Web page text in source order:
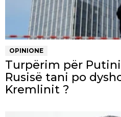
OPINIONE
Turpërim për
Rusisë tani po
Kremlinit ?